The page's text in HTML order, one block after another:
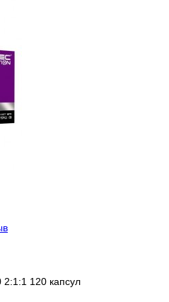
2:1:1 120 капсул